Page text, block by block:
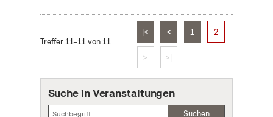
Treffer 11–11 von 11
|< < 1 2
> >|
Suche in Veranstaltungen
Suchen